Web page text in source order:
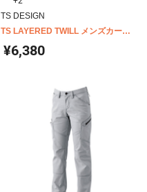
TS DESIGN
TS LAYERED TWILL メンズカーゴ
パンツ 5314
¥6,380